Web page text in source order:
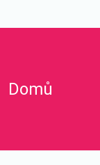
Domů